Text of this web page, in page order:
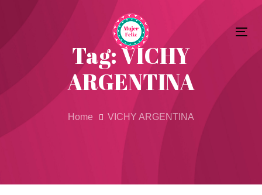
linksTag: VICHY
ARGENTINA
Home VICHY ARGENTINA